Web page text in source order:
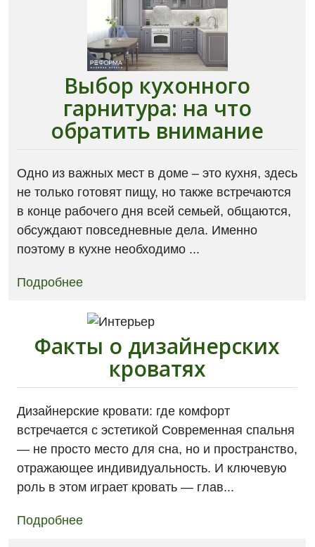
Выбор кухонного
гарнитура: на что
обратить внимание
Одно из важных мест в доме – это кухня, здесь
не только готовят пищу, но также встречаются
в конце рабочего дня всей семьей, общаются,
обсуждают повседневные дела. Именно
поэтому в кухне необходимо ...
Подробнее
Факты о дизайнерских
кроватях
Дизайнерские кровати: где комфорт
встречается с эстетикой Современная спальня
— не просто место для сна, но и пространство,
отражающее индивидуальность. И ключевую
роль в этом играет кровать — глав...
Подробнее